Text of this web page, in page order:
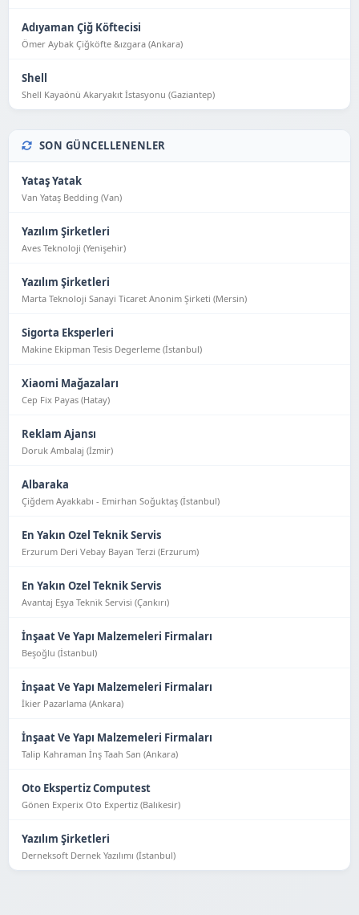
Adıyaman Çiğ Köftecisi
Ömer Aybak Çiğköfte &ızgara (Ankara)
Shell
Shell Kayaönü Akaryakıt İstasyonu (Gaziantep)
SON GÜNCELLENENLER
Yataş Yatak
Van Yataş Bedding (Van)
Yazılım Şirketleri
Aves Teknoloji (Yeni̇şehi̇r)
Yazılım Şirketleri
Marta Teknoloji Sanayi Ticaret Anonim Şirketi (Mersin)
Sigorta Eksperleri
Makine Ekipman Tesis Degerleme (İstanbul)
Xiaomi Mağazaları
Cep Fix Payas (Hatay)
Reklam Ajansı
Doruk Ambalaj (İzmir)
Albaraka
Çiğdem Ayakkabı - Emirhan Soğuktaş (İstanbul)
En Yakın Ozel Teknik Servis
Erzurum Deri Vebay Bayan Terzi (Erzurum)
En Yakın Ozel Teknik Servis
Avantaj Eşya Tekni̇k Servi̇si̇ (Çankırı)
İnşaat Ve Yapı Malzemeleri Firmaları
Beşoğlu (İstanbul)
İnşaat Ve Yapı Malzemeleri Firmaları
İkier Pazarlama (Ankara)
İnşaat Ve Yapı Malzemeleri Firmaları
Talip Kahraman İnş Taah San (Ankara)
Oto Ekspertiz Computest
Gönen Experix Oto Expertiz (Balıkesir)
Yazılım Şirketleri
Derneksoft Dernek Yazılımı (İstanbul)